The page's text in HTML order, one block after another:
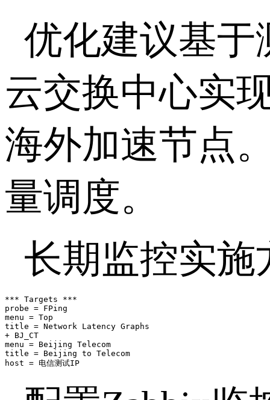
优化建议基于
云交换中心实
海外加速节点
量调度。
长期监控实施
*** Targets ***
probe = FPing
menu = Top
title = Network Latency Graphs
+ BJ_CT
menu = Beijing Telecom
title = Beijing to Telecom
host = 电信测试IP